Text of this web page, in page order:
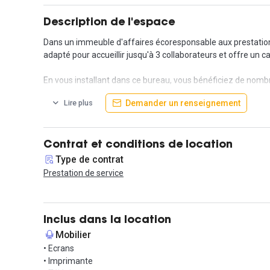
Description de l'espace
Dans un immeuble d'affaires écoresponsable aux
adapté pour accueillir jusqu'à 3 collaborateurs et offre un
En vous installant dans ce bureau, vous bénéficiez de
accès à 4 salles de réunion pouvant accueillir de 4 à 35
conciergerie, du thé et du café, un espace événementiel
Ce bureau se trouve à proximité de la Place d'Armagnac,
De plus, avec la station de tramway Belcier en face et la
Mérignac en 25 minutes.
Lire plus Demander un renseignement
Contrat et conditions de location
Type de contrat
Prestation de service
Inclus dans la location
Mobilier
• Ecrans
• Imprimante